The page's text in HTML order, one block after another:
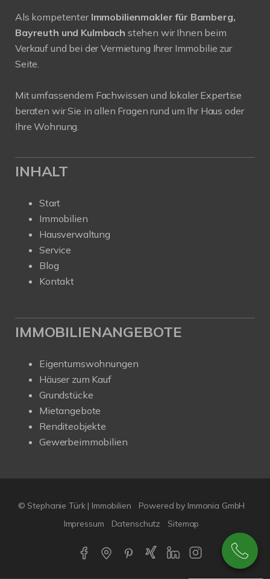
Als kompetenter Immobilienmakler für Bamberg,
Bayreuth und Kulmbach stehen wir Ihnen beim
Verkauf und bei der Vermietung Ihrer Immobilie zur
Seite.
Mit umfassendem Fachwissen und lokaler Expertise
beraten wir Sie in allen Fragen rund um Ihr Haus oder
Ihre Wohnung.
INHALT
Start
Immobilien
Hausverwaltung
Service
Blog
Kontakt
IMMOBILIENANGEBOTE
Eigentumswohnungen
Häuser zum Kauf
Grundstücke
Mietangebote
Renditeobjekte
Gewerbeimmobilien
© Stephanie Türk | Immobilien
Powered by Immonia GmbH
Impressum
Datenschutz Sitemap